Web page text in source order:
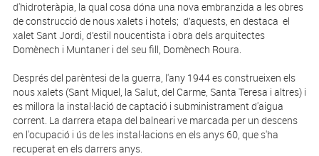
d'hidroteràpia, la qual cosa dóna una nova embranzida a les obres
de construcció de nous xalets i hotels; d’aquests, en destaca el
xalet Sant Jordi, d’estil noucentista i obra dels arquitectes
Domènech i Muntaner i del seu fill, Domènech Roura.
Després del parèntesi de la guerra, l'any 1944 es construeixen els
nous xalets (Sant Miquel, la Salut, del Carme, Santa Teresa i altres) i
es millora la instal·lació de captació i subministrament d'aigua
corrent. La darrera etapa del balneari ve marcada per un descens
en l'ocupació i ús de les instal·lacions en els anys 60, que s'ha
recuperat en els darrers anys.